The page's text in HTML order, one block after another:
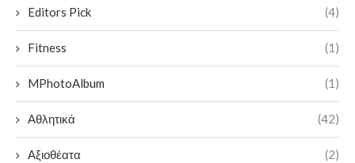
Editors Pick (4)
Fitness (1)
MPhotoAlbum (1)
Αθλητικά (42)
Αξιοθέατα (2)